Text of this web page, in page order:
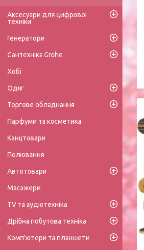
Аксесуари для цифрової
техніки
Генератори
Сантехніка Grohe
Хобі
Одяг
Торгове обладнання
Парфуми та косметика
Канцтовари
Полювання
Автотовари
Масажери
TV та аудіотехніка
Дрібна побутова техніка
Комп'ютери та планшети